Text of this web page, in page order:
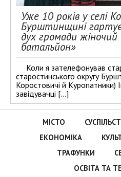
Уже 10 років у селі
Бурштинщині
дух громади жіночий
батальйон»
Коли я зателефонував
старостинського округу
Коростовичі й Куропатники)
завідувачці […]
МІСТО
ЕКОНОМІКА
ТРАФУНКИ
ОСВІТА ТА